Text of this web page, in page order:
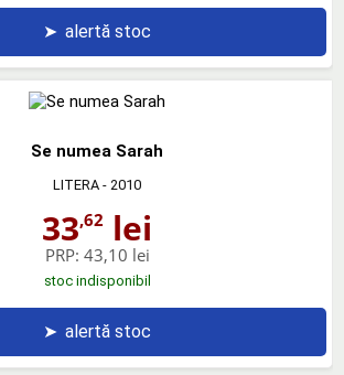
➤ alertă stoc
Se numea Sarah
LITERA - 2010
33,62 lei
PRP: 43,10 lei
stoc indisponibil
➤ alertă stoc